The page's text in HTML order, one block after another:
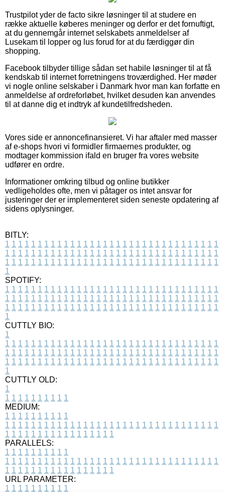
Trustpilot yder de facto sikre løsninger til at studere en
række aktuelle køberes meninger og derfor er det fornuftigt,
at du gennemgår internet selskabets anmeldelser af
Lusekam til lopper og lus forud for at du færdiggør din
shopping.
Facebook tilbyder tillige sådan set habile løsninger til at få
kendskab til internet forretningens troværdighed. Her møder
vi nogle online selskaber i Danmark hvor man kan forfatte en
anmeldelse af ordreforløbet, hvilket desuden kan anvendes
til at danne dig et indtryk af kundetilfredsheden.
Vores side er annoncefinansieret. Vi har aftaler med masser
af e-shops hvori vi formidler firmaernes produkter, og
modtager kommission ifald en bruger fra vores website
udfører en ordre.
Informationer omkring tilbud og online butikker
vedligeholdes ofte, men vi påtager os intet ansvar for
justeringer der er implementeret siden seneste opdatering af
sidens oplysninger.
BITLY:
1 1 1 1 1 1 1 1 1 1 1 1 1 1 1 1 1 1 1 1 1 1 1 1 1 1 1 1 1 1 1 1 1
1 1 1 1 1 1 1 1 1 1 1 1 1 1 1 1 1 1 1 1 1 1 1 1 1 1 1 1 1 1 1 1 1
1 1 1 1 1 1 1 1 1 1 1 1 1 1 1 1 1 1 1 1 1 1 1 1 1 1 1 1 1 1 1 1 1
1
SPOTIFY:
1 1 1 1 1 1 1 1 1 1 1 1 1 1 1 1 1 1 1 1 1 1 1 1 1 1 1 1 1 1 1 1 1
1 1 1 1 1 1 1 1 1 1 1 1 1 1 1 1 1 1 1 1 1 1 1 1 1 1 1 1 1 1 1 1 1
1 1 1 1 1 1 1 1 1 1 1 1 1 1 1 1 1 1 1 1 1 1 1 1 1 1 1 1 1 1 1 1 1
1
CUTTLY BIO:
1
1 1 1 1 1 1 1 1 1 1 1 1 1 1 1 1 1 1 1 1 1 1 1 1 1 1 1 1 1 1 1 1 1
1 1 1 1 1 1 1 1 1 1 1 1 1 1 1 1 1 1 1 1 1 1 1 1 1 1 1 1 1 1 1 1 1
1 1 1 1 1 1 1 1 1 1 1 1 1 1 1 1 1 1 1 1 1 1 1 1 1 1 1 1 1 1 1 1 1
1
CUTTLY OLD:
1
1 1 1 1 1 1 1 1 1 1
MEDIUM:
1 1 1 1 1 1 1 1 1 1
1 1 1 1 1 1 1 1 1 1 1 1 1 1 1 1 1 1 1 1 1 1 1 1 1 1 1 1 1 1 1 1 1
1 1 1 1 1 1 1 1 1 1 1 1 1 1 1 1 1
PARALLELS:
1 1 1 1 1 1 1 1 1 1
1 1 1 1 1 1 1 1 1 1 1 1 1 1 1 1 1 1 1 1 1 1 1 1 1 1 1 1 1 1 1 1 1
1 1 1 1 1 1 1 1 1 1 1 1 1 1 1 1 1
URL PARAMETER:
1 1 1 1 1 1 1 1 1 1